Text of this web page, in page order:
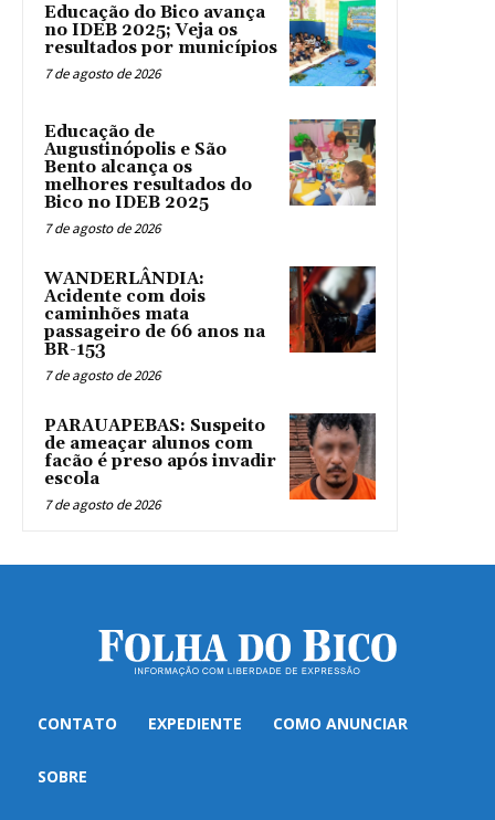
Educação do Bico avança
no IDEB 2025; Veja os
resultados por municípios
7 de agosto de 2026
Educação de
Augustinópolis e São
Bento alcança os
melhores resultados do
Bico no IDEB 2025
7 de agosto de 2026
WANDERLÂNDIA:
Acidente com dois
caminhões mata
passageiro de 66 anos na
BR-153
7 de agosto de 2026
PARAUAPEBAS: Suspeito
de ameaçar alunos com
facão é preso após invadir
escola
7 de agosto de 2026
CONTATO EXPEDIENTE COMO ANUNCIAR
SOBRE